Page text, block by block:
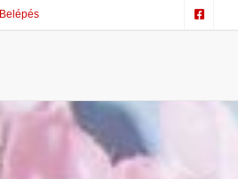
Belépés